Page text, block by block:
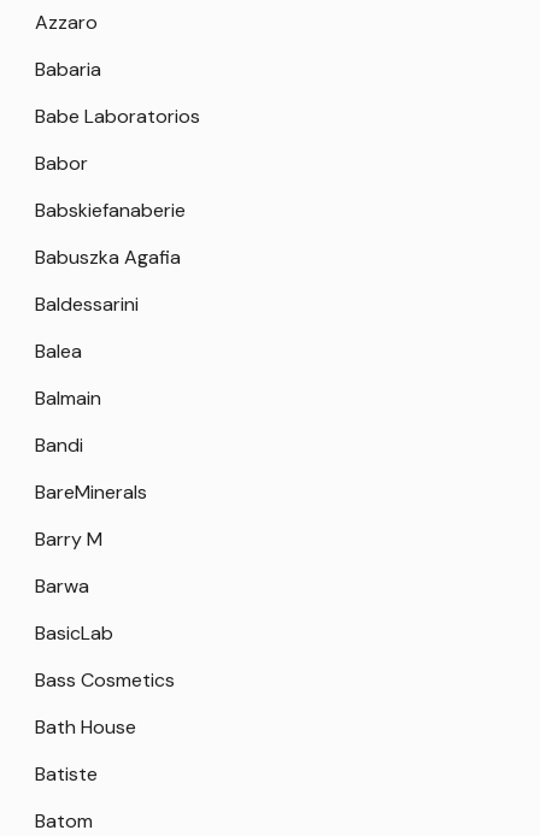
Azzaro
Babaria
Babe Laboratorios
Babor
Babskiefanaberie
Babuszka Agafia
Baldessarini
Balea
Balmain
Bandi
BareMinerals
Barry M
Barwa
BasicLab
Bass Cosmetics
Bath House
Batiste
Batom